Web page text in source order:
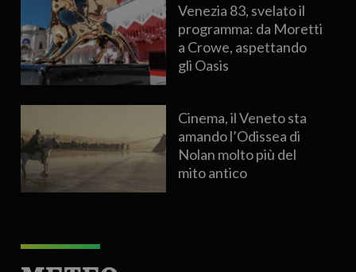
Venezia 83, svelato il
programma: da Moretti
a Crowe, aspettando
gli Oasis
Cinema, il Veneto sta
amando l’Odissea di
Nolan molto più del
mito antico